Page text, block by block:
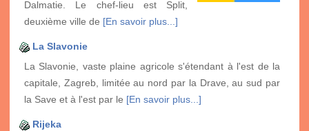
Dalmatie. Le chef-lieu est Split,
deuxième ville de [En savoir plus...]
La Slavonie
La Slavonie, vaste plaine agricole s'étendant à l'est de la
capitale, Zagreb, limitée au nord par la Drave, au sud par
la Save et à l'est par le [En savoir plus...]
Rijeka